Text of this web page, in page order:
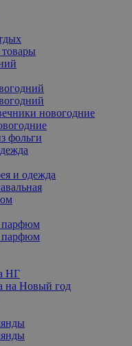
новогодние
фольги
и одежда
парфюм
парфюм
НГ
на Новый год